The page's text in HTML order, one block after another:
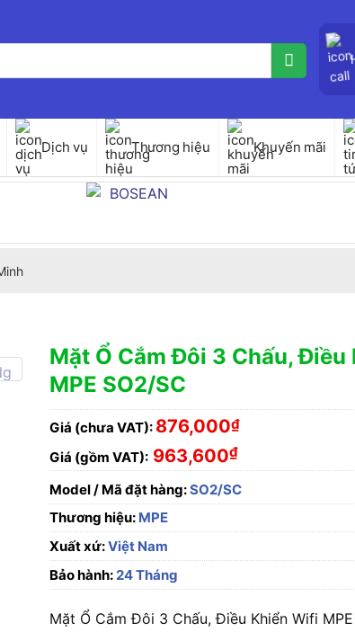
Dịch vụ Thương hiệu Khuyến mãi
Mặt Ổ Cắm Đôi 3 Chấu,
MPE SO2/SC
Giá (chưa VAT): 876,000₫
Giá (gồm VAT): 963,600₫
Model / Mã đặt hàng:SO2/SC
Thương hiệu: MPE
Xuất xứ:Việt Nam
Bảo hành:24 Tháng
Mặt Ổ Cắm Đôi 3 Chấu, Điều Khiển Wifi